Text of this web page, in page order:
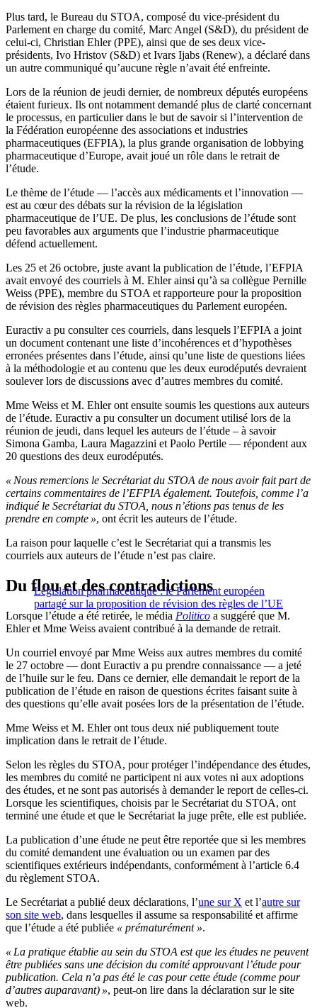
Plus tard, le Bureau du STOA, composé du vice-président du
Parlement en charge du comité, Marc Angel (S&D), du président de
celui-ci, Christian Ehler (PPE), ainsi que de ses deux vice-
présidents, Ivo Hristov (S&D) et Ivars Ijabs (Renew), a déclaré dans
un autre communiqué qu’aucune règle n’avait été enfreinte.
Lors de la réunion de jeudi dernier, de nombreux députés européens
étaient furieux. Ils ont notamment demandé plus de clarté concernant
le processus, en particulier dans le but de savoir si l’intervention de
la Fédération européenne des associations et industries
pharmaceutiques (EFPIA), la plus grande organisation de lobbying
pharmaceutique d’Europe, avait joué un rôle dans le retrait de
l’étude.
Le thème de l’étude — l’accès aux médicaments et l’innovation —
est au cœur des débats sur la révision de la législation
pharmaceutique de l’UE. De plus, les conclusions de l’étude sont
peu favorables aux arguments que l’industrie pharmaceutique
défend actuellement.
Les 25 et 26 octobre, juste avant la publication de l’étude, l’EFPIA
avait envoyé des courriels à M. Ehler ainsi qu’à sa collègue Pernille
Weiss (PPE), membre du STOA et rapporteure pour la proposition
de révision des règles pharmaceutiques du Parlement européen.
Euractiv a pu consulter ces courriels, dans lesquels l’EFPIA a joint
un document contenant une liste d’incohérences et d’hypothèses
erronées présentes dans l’étude, ainsi qu’une liste de questions liées
à la méthodologie et au contenu que les deux eurodéputés devraient
soulever lors de discussions avec d’autres membres du comité.
Mme Weiss et M. Ehler ont ensuite soumis les questions aux auteurs
de l’étude. Euractiv a pu consulter un document utilisé lors de la
réunion de jeudi, dans lequel les auteurs de l’étude – à savoir
Simona Gamba, Laura Magazzini et Paolo Pertile — répondent aux
20 questions des deux eurodéputés.
« Nous remercions le Secrétariat du STOA de nous avoir fait part de
certains commentaires de l’EFPIA également. Toutefois, comme l’a
indiqué le Secrétariat du STOA, nous n’étions pas tenus de les
prendre en compte », ont écrit les auteurs de l’étude.
La raison pour laquelle c’est le Secrétariat qui a transmis les
courriels aux auteurs de l’étude n’est pas claire.
Législation pharmaceutique : le Parlement européen
partagé sur la proposition de révision des règles de l’UE
Du flou et des contradictions
Lorsque l’étude a été retirée, le média Politico a suggéré que M.
Ehler et Mme Weiss avaient contribué à la demande de retrait.
Un courriel envoyé par Mme Weiss aux autres membres du comité
le 27 octobre — dont Euractiv a pu prendre connaissance — a jeté
de l’huile sur le feu. Dans ce dernier, elle demandait le report de la
publication de l’étude en raison de questions écrites faisant suite à
des questions qu’elle avait posées lors de la présentation de l’étude.
Mme Weiss et M. Ehler ont tous deux nié publiquement toute
implication dans le retrait de l’étude.
Selon les règles du STOA, pour protéger l’indépendance des études,
les membres du comité ne participent ni aux votes ni aux adoptions
des études, et ne sont pas autorisés à demander le report de celles-ci.
Lorsque les scientifiques, choisis par le Secrétariat du STOA, ont
terminé une étude et que le Secrétariat la juge prête, elle est publiée.
La publication d’une étude ne peut être reportée que si les membres
du comité demandent une évaluation ou un examen par des
scientifiques extérieurs indépendants, conformément à l’article 6.4
du règlement STOA.
Le Secrétariat a publié deux déclarations, l’une sur X et l’autre sur
son site web, dans lesquelles il assume sa responsabilité et affirme
que l’étude a été publiée « prématurément ».
« La pratique établie au sein du STOA est que les études ne peuvent
être publiées sans une décision du comité approuvant l’étude pour
publication. Cela n’a pas été le cas pour cette étude (comme pour
d’autres auparavant) », peut-on lire dans la déclaration sur le site
web.